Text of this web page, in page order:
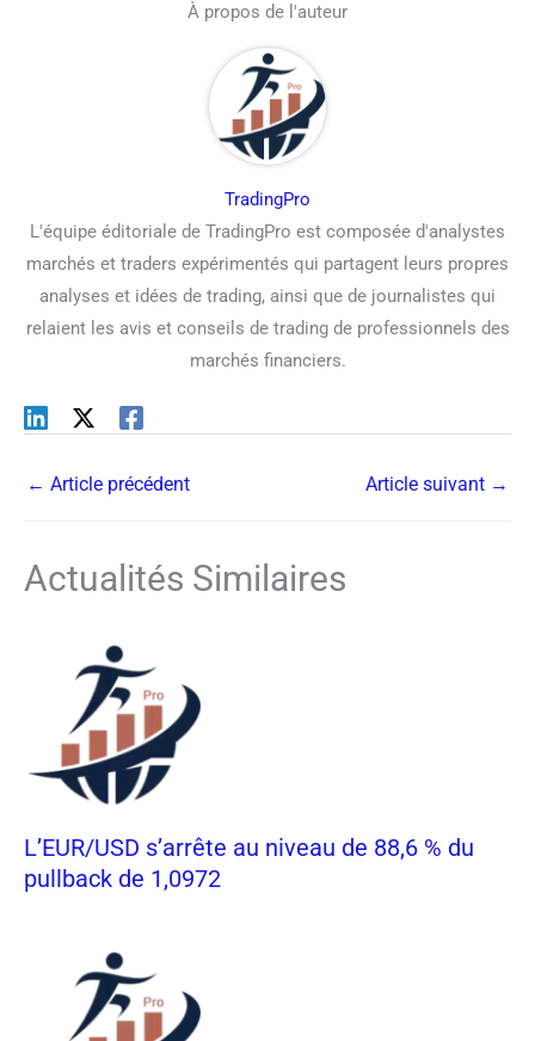
À propos de l'auteur
TradingPro
L'équipe éditoriale de TradingPro est composée d'analystes
marchés et traders expérimentés qui partagent leurs propres
analyses et idées de trading, ainsi que de journalistes qui
relaient les avis et conseils de trading de professionnels des
marchés financiers.
← Article précédent Article suivant →
Actualités Similaires
L’EUR/USD s’arrête au niveau de 88,6 % du
pullback de 1,0972